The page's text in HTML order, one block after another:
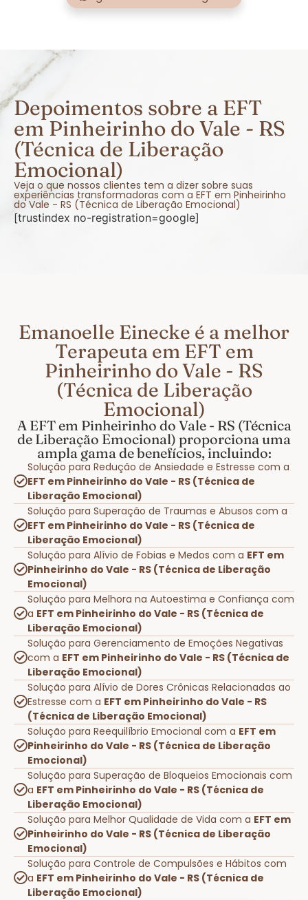
Depoimentos sobre a EFT
em Pinheirinho do Vale - RS
(Técnica de Liberação
Emocional)
Veja o que nossos clientes tem a dizer sobre suas
experiências transformadoras com a EFT em Pinheirinho
do Vale - RS (Técnica de Liberação Emocional)
[trustindex no-registration=google]
Emanoelle Einecke é a melhor
Terapeuta em EFT em
Pinheirinho do Vale - RS
(Técnica de Liberação
Emocional)
A EFT em Pinheirinho do Vale - RS (Técnica
de Liberação Emocional) proporciona uma
ampla gama de benefícios, incluindo:
Solução para Redução de Ansiedade e Estresse com a
EFT em Pinheirinho do Vale - RS (Técnica de
Liberação Emocional)
Solução para Superação de Traumas e Abusos com a
EFT em Pinheirinho do Vale - RS (Técnica de
Liberação Emocional)
Solução para Alívio de Fobias e Medos com a EFT em
Pinheirinho do Vale - RS (Técnica de Liberação
Emocional)
Solução para Melhora na Autoestima e Confiança com
a EFT em Pinheirinho do Vale - RS (Técnica de
Liberação Emocional)
Solução para Gerenciamento de Emoções Negativas
com a EFT em Pinheirinho do Vale - RS (Técnica de
Liberação Emocional)
Solução para Alívio de Dores Crônicas Relacionadas ao
Estresse com a EFT em Pinheirinho do Vale - RS
(Técnica de Liberação Emocional)
Solução para Reequilíbrio Emocional com a EFT em
Pinheirinho do Vale - RS (Técnica de Liberação
Emocional)
Solução para Superação de Bloqueios Emocionais com
a EFT em Pinheirinho do Vale - RS (Técnica de
Liberação Emocional)
Solução para Melhor Qualidade de Vida com a EFT em
Pinheirinho do Vale - RS (Técnica de Liberação
Emocional)
Solução para Controle de Compulsões e Hábitos com
a EFT em Pinheirinho do Vale - RS (Técnica de
Liberação Emocional)